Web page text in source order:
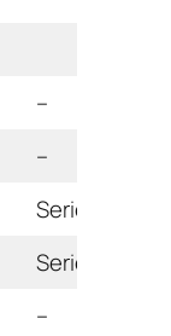
–
–
Serie
Serie
–